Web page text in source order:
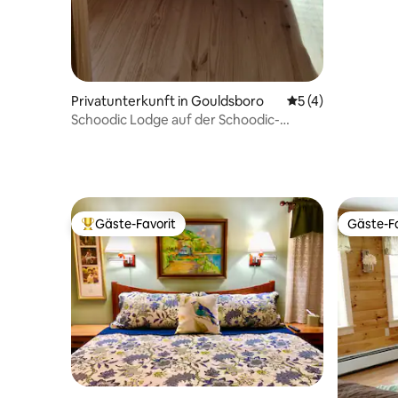
Privatunterkunft in Gouldsboro Durchschnittliche
5 (4)
Schoodic Lodge auf der Schoodic-
Beliebter Gäste-Favorit.
Gäste-Favorit Gäste-
Gäste-